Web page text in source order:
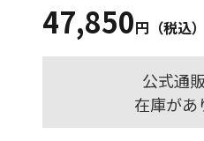
47,850円（税込）
公式通
在庫があ